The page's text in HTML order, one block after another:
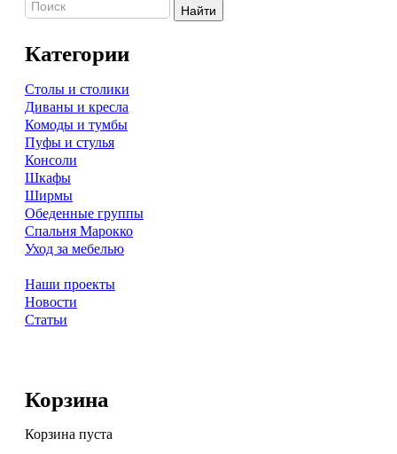
Найти
Категории
Столы и столики
Диваны и кресла
Комоды и тумбы
Пуфы и стулья
Консоли
Шкафы
Ширмы
Обеденные группы
Спальня Марокко
Уход за мебелью
Наши проекты
Новости
Статьи
Корзина
Корзина пуста